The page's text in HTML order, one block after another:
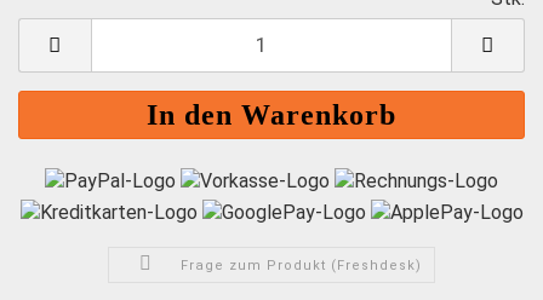
Frage zum Produkt (Freshdesk)